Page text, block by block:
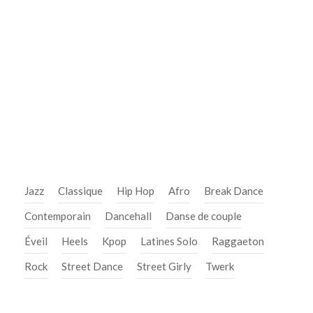
Jazz Classique Hip Hop Afro
Break Dance
Contemporain
Dancehall
Danse de couple
Éveil
Heels Kpop Latines Solo
Raggaeton
Rock
Street Dance Street Girly Twerk